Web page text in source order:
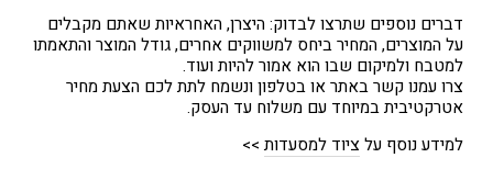
דברים נוספים שתרצו לבדוק: היצרן, האחראיות שאתם מקבלים
על המוצרים, המחיר ביחס למשווקים אחרים, גודל המוצר והתאמתו
למטבח ולמיקום שבו הוא אמור להיות ועוד.
צרו עמנו קשר באתר או בטלפון ונשמח לתת לכם הצעת מחיר
אטרקטיבית במיוחד עם משלוח עד העסק.
למידע נוסף עלציוד למסעדות >>